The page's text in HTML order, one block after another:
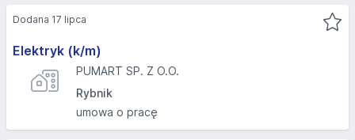
Elektryk (k/m)
PUMART SP. Z O.O.
Rybnik
umowa o pracę
Dodana 17 lipca